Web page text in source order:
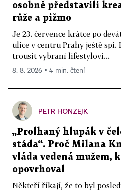
osobně představili
růže a pižmo
Je 23. července krátce po
ulice v centru Prahy ještě spí.
trousit vybraní lifestyloví...
8. 8. 2026 ▪ 4 min. čtení
PETR HONZEJK
„Prolhaný hlupák v
stáda“. Proč Milana
vláda vedená mužem,
opovrhoval
Někteří říkají, že to byl